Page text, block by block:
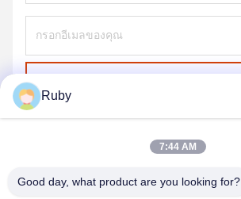
Ruby
7:44 AM
Good day, what product are you looking for?